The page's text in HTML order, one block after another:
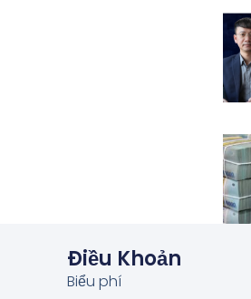
Điều Khoản
Biểu phí